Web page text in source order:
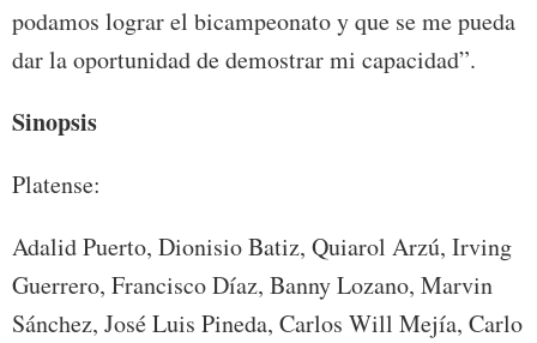
podamos lograr el bicampeonato y que se me pueda
dar la oportunidad de demostrar mi capacidad”.
Sinopsis
Platense:
Adalid Puerto, Dionisio Batiz, Quiarol Arzú, Irving
Guerrero, Francisco Díaz, Banny Lozano, Marvin
Sánchez, José Luis Pineda, Carlos Will Mejía, Carlo